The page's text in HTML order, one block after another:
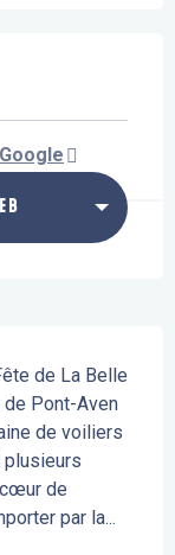
de La Belle
de Pont-Aven
de voiliers
plusieurs
de
par la...